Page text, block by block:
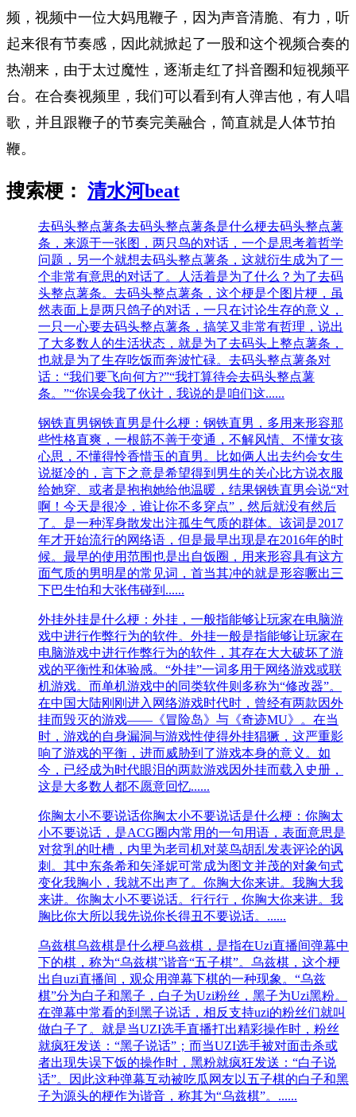
频，视频中一位大妈甩鞭子，因为声音清脆、有力，听
起来很有节奏感，因此就掀起了一股和这个视频合奏的
热潮来，由于太过魔性，逐渐走红了抖音圈和短视频平
台。在合奏视频里，我们可以看到有人弹吉他，有人唱
歌，并且跟鞭子的节奏完美融合，简直就是人体节拍
鞭。
搜索梗： 清水河beat
去码头整点薯条去码头整点薯条是什么梗去码头整点薯
条，来源于一张图，两只鸟的对话，一个是思考着哲学
问题，另一个就想去码头整点薯条，这就衍生成为了一
个非常有意思的对话了。人活着是为了什么？为了去码
头整点薯条。去码头整点薯条，这个梗是个图片梗，虽
然表面上是两只鸽子的对话，一只在讨论生存的意义，
一只一心要去码头整点薯条，搞笑又非常有哲理，说出
了大多数人的生活状态，就是为了去码头上整点薯条，
也就是为了生存吃饭而奔波忙碌。去码头整点薯条对
话：“我们要飞向何方?”“我打算待会去码头整点薯
条。”“你误会我了伙计，我说的是咱们这......
钢铁直男钢铁直男是什么梗：钢铁直男，多用来形容那
些性格直爽，一根筋不善于变通，不解风情、不懂女孩
心思，不懂得怜香惜玉的直男。比如俩人出去约会女生
说挺冷的，言下之意是希望得到男生的关心比方说衣服
给她穿、或者是抱抱她给他温暖，结果钢铁直男会说“对
啊！今天是很冷，谁让你不多穿点”，然后就没有然后
了。是一种浑身散发出注孤生气质的群体。该词是2017
年才开始流行的网络语，但是最早出现是在2016年的时
候。最早的使用范围也是出自饭圈，用来形容具有这方
面气质的男明星的常见词，首当其冲的就是形容噘出三
下巴生怕和大张伟碰到......
外挂外挂是什么梗：外挂，一般指能够让玩家在电脑游
戏中进行作弊行为的软件。外挂一般是指能够让玩家在
电脑游戏中进行作弊行为的软件，其存在大大破坏了游
戏的平衡性和体验感。“外挂”一词多用于网络游戏或联
机游戏。而单机游戏中的同类软件则多称为“修改器”。
在中国大陆刚刚进入网络游戏时代时，曾经有两款因外
挂而毁灭的游戏——《冒险岛》与《奇迹MU》。在当
时，游戏的自身漏洞与游戏性使得外挂猖獗，这严重影
响了游戏的平衡，进而威胁到了游戏本身的意义。如
今，已经成为时代眼泪的两款游戏因外挂而载入史册，
这是大多数人都不愿意回忆......
你胸太小不要说话你胸太小不要说话是什么梗：你胸太
小不要说话，是ACG圈内常用的一句用语，表面意思是
对贫乳的吐槽，内里为老司机对菜鸟胡乱发表评论的讽
刺。其中东条希和矢泽妮可常成为图文并茂的对象句式
变化我胸小，我就不出声了。你胸大你来讲。我胸大我
来讲。你胸太小不要说话。行行行，你胸大你来讲。我
胸比你大所以我先说你长得丑不要说话。......
乌兹棋乌兹棋是什么梗乌兹棋，是指在Uzi直播间弹幕中
下的棋，称为“乌兹棋”谐音“五子棋”。乌兹棋，这个梗
出自uzi直播间，观众用弹幕下棋的一种现象。“乌兹
棋”分为白子和黑子，白子为Uzi粉丝，黑子为Uzi黑粉。
在弹幕中常看的到黑子说话，相反支持uzi的粉丝们就叫
做白子了。就是当UZI选手直播打出精彩操作时，粉丝
就疯狂发送：“黑子说话”；而当UZI选手被对面击杀或
者出现失误下饭的操作时，黑粉就疯狂发送：“白子说
话”。因此这种弹幕互动被吃瓜网友以五子棋的白子和黑
子为源头的梗作为谐音，称其为“乌兹棋”。......